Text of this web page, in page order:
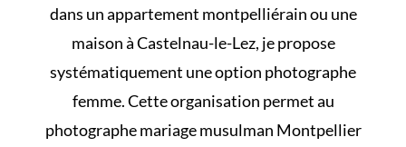
dans un appartement montpelliérain ou une
maison à Castelnau-le-Lez, je propose
systématiquement une option photographe
femme. Cette organisation permet au
photographe mariage musulman Montpellier